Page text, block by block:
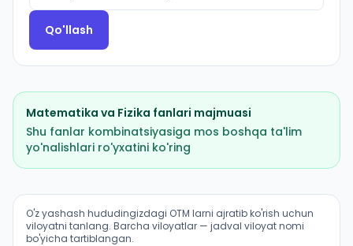
Qo'llash
Matematika va Fizika fanlari majmuasi
Shu fanlar kombinatsiyasiga mos boshqa ta'lim
yo'nalishlari ro'yxatini ko'ring
Texnologik mashinalar va jihozlar: OTM lar bo'yicha
O'z yashash hududingizdagi OTM larni ajratib ko'rish uchun
viloyatni tanlang. Barcha viloyatlar — jadval viloyat nomi
bo'yicha tartiblangan.